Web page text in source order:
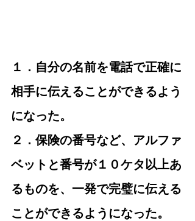
１．自分の名前を電話で正確に
相手に伝えることができるよう
になった。
２．保険の番号など、アルファ
ベットと番号が１０ケタ以上あ
るものを、一発で完璧に伝える
ことができるようになった。